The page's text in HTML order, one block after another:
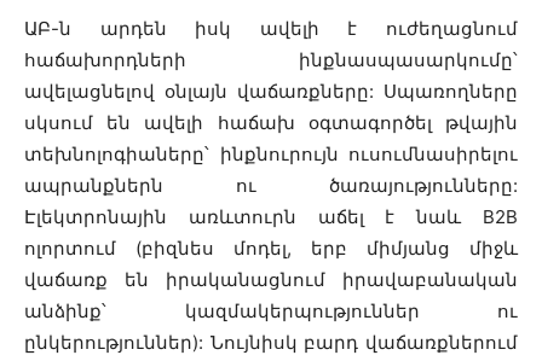
ԱԲ-ն արդեն իսկ ավելի է ուժեղացնում
հաճախորդների ինքնասպասարկումը՝
ավելացնելով օնլայն վաճառքները: Սպառողները
սկսում են ավելի հաճախ օգտագործել թվային
տեխնոլոգիաները՝ ինքնուրույն ուսումնասիրելու
ապրանքներն ու ծառայությունները:
Էլեկտրոնային առևտուրն աճել է նաև B2B
ոլորտում (բիզնես մոդել, երբ միմյանց միջև
վաճառք են իրականացնում իրավաբանական
անձինք՝ կազմակերպություններ ու
ընկերություններ): Նույնիսկ բարդ վաճառքներում